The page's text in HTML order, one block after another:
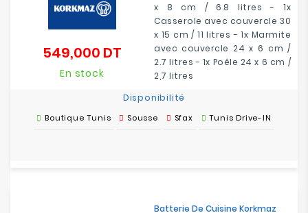
x 8 cm / 6.8 litres - 1x
Casserole avec couvercle 30
x 15 cm / 11 litres - 1x Marmite
avec couvercle 24 x 6 cm /
2.7 litres - 1x Poêle 24 x 6 cm /
2,7 litres
549,000 DT
En stock
Disponibilité
Boutique Tunis Sousse Sfax Tunis Drive-IN
Batterie De Cuisine Korkmaz